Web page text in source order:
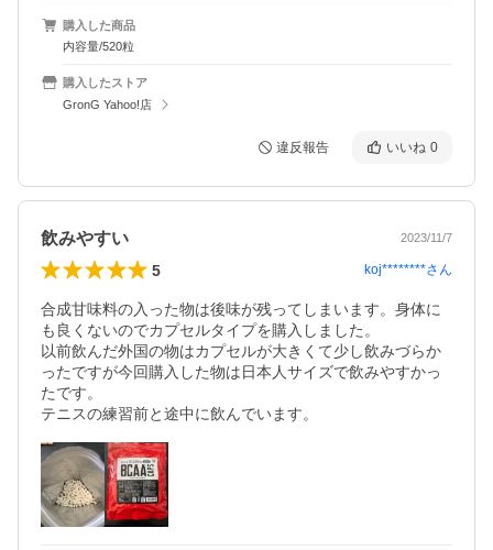
購入した商品
内容量/520粒
購入したストア
GronG Yahoo!店
違反報告 いいね 0
飲みやすい 2023/11/7
5 koj********さん
合成甘味料の入った物は後味が残ってしまいます。身体に
も良くないのでカプセルタイプを購入しました。
以前飲んだ外国の物はカプセルが大きくて少し飲みづらか
ったですが今回購入した物は日本人サイズで飲みやすかっ
たです。
テニスの練習前と途中に飲んでいます。